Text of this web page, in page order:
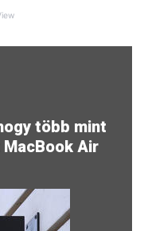
több mint
Air